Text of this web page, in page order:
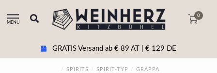
MENU
0
+43 5356 20511 Beratung & tel. Bestellung
/ SPIRITS / SPIRIT-TYP / GRAPPA